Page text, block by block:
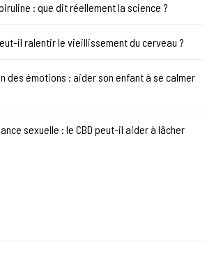
: que dit réellement la science ?
il ralentir le vieillissement du cerveau ?
des émotions : aider son enfant à se calmer
sexuelle : le CBD peut-il aider à lâcher